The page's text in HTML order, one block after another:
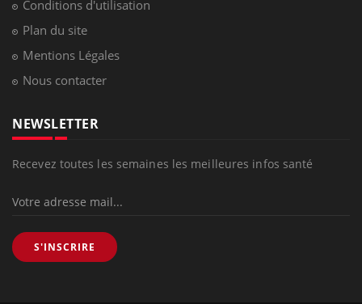
Conditions d'utilisation
Plan du site
Mentions Légales
Nous contacter
NEWSLETTER
Recevez toutes les semaines les meilleures infos santé
S'INSCRIRE